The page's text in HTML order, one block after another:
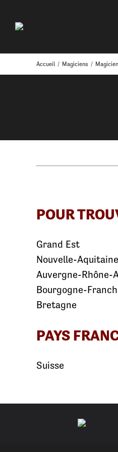
Accueil / Magiciens /
POUR
Grand Est
Nouvelle-Aquitaine
Auvergne-Rhône-
Bourgogne-
Bretagne
PAYS
Suisse